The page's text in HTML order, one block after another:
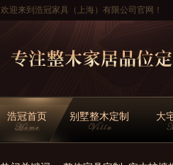
欢迎来到浩冠家具（上海）有限公司官网！
浩冠首页 别墅整木定制 大